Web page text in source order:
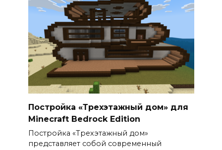
Постройка «Трехэтажный дом» для
Minecraft Bedrock Edition
Постройка «Трехэтажный дом»
представляет собой современный